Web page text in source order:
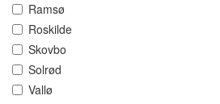
Ramsø
Roskilde
Skovbo
Solrød
Vallø